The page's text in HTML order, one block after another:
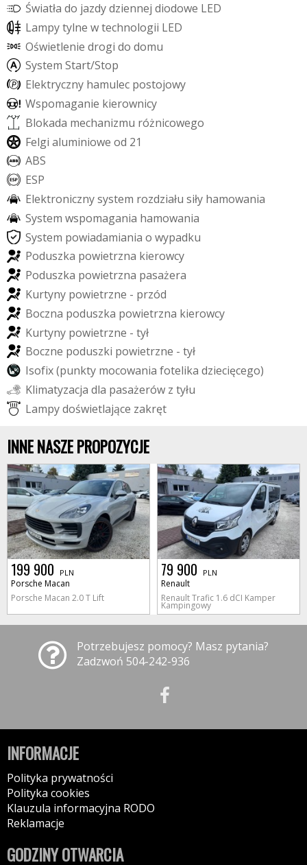
Światła do jazdydziennej diodowe LED
Lampytylne wtechnologii LED
Oświetlenie drogi do domu
System Start/Stop
Elektryczny hamulec postojowy
Wspomaganie kierownicy
Blokada mechanizmu różnicowego
Felgi aluminiowe od 21
ABS
ESP
Elektronicznysystem rozdziału siły hamowania
System wspomagania hamowania
System powiadamiania o wypadku
Poduszka powietrzna kierowcy
Poduszka powietrzna pasażera
Kurtyny powietrzne - przód
Boczna poduszka powietrzna kierowcy
Kurtyny powietrzne - tył
Boczne poduszki powietrzne - tył
Isofix(punkty mocowania fotelika dziecięcego)
Klimatyzacja dla pasażerów z tyłu
Lampydoświetlające zakręt
INNE NASZE PROPOZYCJE
199 900 PLN
Porsche Macan
Porsche Macan 2.0 T Lift
79 900 PLN
Renault
Renault Trafic 1.6 dCI Kamper
Kampingowy
Potrzebujesz pomocy? Masz pytania?
Zadzwoń 504-242-936
INFORMACJE
Polityka prywatności
Polityka cookies
Klauzula informacyjna RODO
Reklamacje
GODZINY OTWARCIA